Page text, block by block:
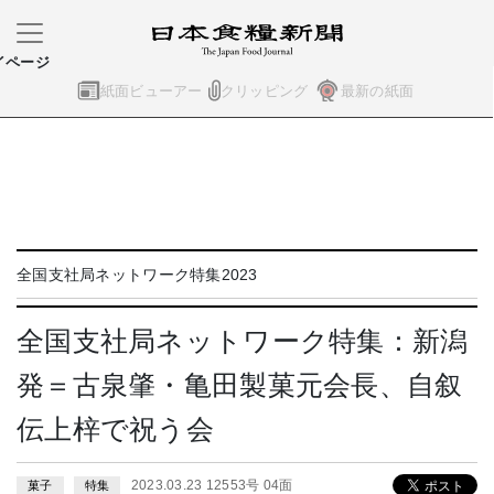
紙面ビューアー クリッピング 最新の紙面
ページ
全国支社局ネットワーク特集2023
全国支社局ネットワーク特集：新潟
発＝古泉肇・亀田製菓元会長、自叙
伝上梓で祝う会
菓子 特集 2023.03.23 12553号 04面